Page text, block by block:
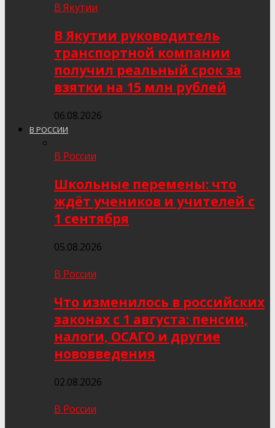
В Якутии
В Якутии руководитель
транспортной компании
получил реальный срок за
взятки на 15 млн рублей
06.08.2026
В РОССИИ
В России
Школьные перемены: что
ждёт учеников и учителей с
1 сентября
05.08.2026
В России
Что изменилось в российских
законах с 1 августа: пенсии,
налоги, ОСАГО и другие
нововведения
02.08.2026
В России